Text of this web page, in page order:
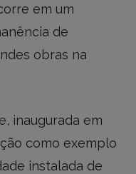
em um
de
obras na
inaugurada em
como exemplo
instalada de